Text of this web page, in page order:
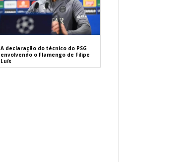
A declaração do técnico do PSG
envolvendo o Flamengo de Filipe
Luís